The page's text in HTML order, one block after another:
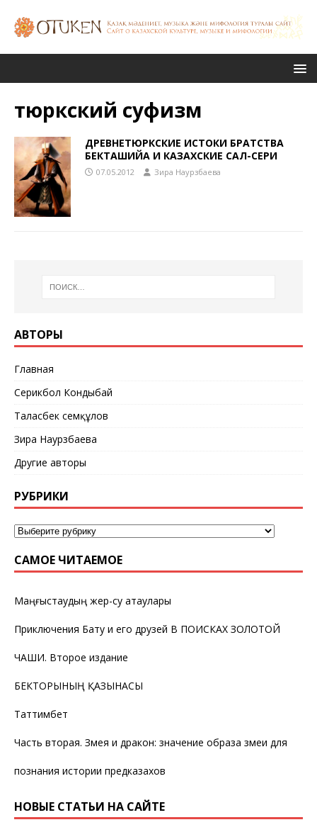
тюркский суфизм
ДРЕВНЕТЮРКСКИЕ ИСТОКИ БРАТСТВА
БЕКТАШИЙА И КАЗАХСКИЕ САЛ-СЕРИ
07.05.2012 Зира Наурзбаева
АВТОРЫ
Главная
Серикбол Кондыбай
Таласбек Әсемқұлов
Зира Наурзбаева
Другие авторы
РУБРИКИ
САМОЕ ЧИТАЕМОЕ
Маңғыстаудың жер-су атаулары
Приключения Бату и его друзей В ПОИСКАХ ЗОЛОТОЙ
ЧАШИ. Второе издание
БЕКТОРЫНЫҢ ҚАЗЫНАСЫ
Таттимбет
Часть вторая. Змея и дракон: значение образа змеи для
познания истории предказахов
НОВЫЕ СТАТЬИ НА САЙТЕ